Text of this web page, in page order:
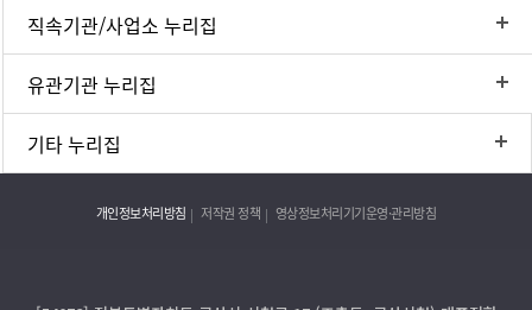
직속기관/사업소 누리집
유관기관 누리집
기타 누리집
개인정보처리방침 저작권 정책 영상정보처리기기운영·관리방침